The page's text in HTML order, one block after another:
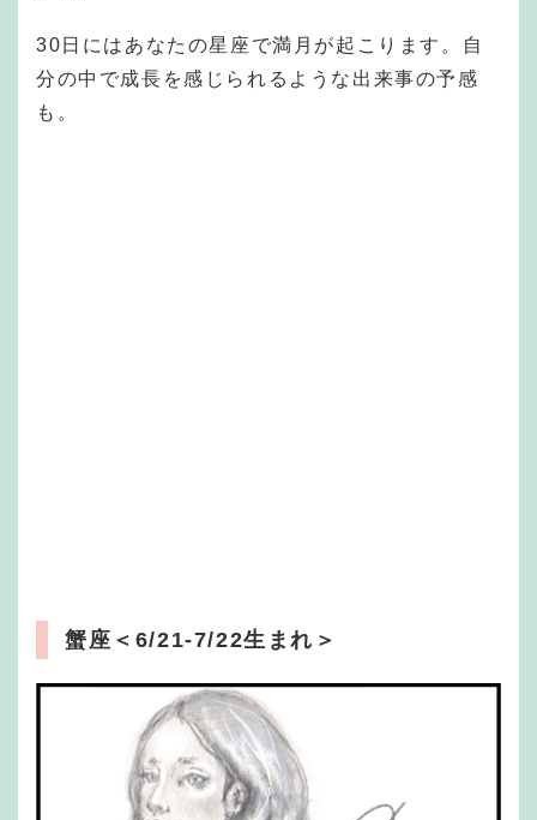
30日にはあなたの星座で満月が起こります。自
分の中で成長を感じられるような出来事の予感
も。
蟹座 ＜6/21-7/22生まれ＞